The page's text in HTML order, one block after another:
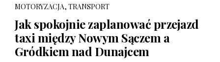
MOTORYZACJA, TRANSPORT
Jak spokojnie zaplanować przejazd
taxi między Nowym Sączem a
Gródkiem nad Dunajcem